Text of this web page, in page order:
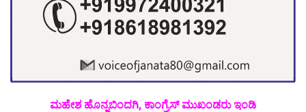
ಮಹೇಶ ಹೊನ್ನಬಿಂದಗಿ, ಕಾಂಗ್ರೆಸ್ ಮುಖಂಡರು ಇಂಡಿ